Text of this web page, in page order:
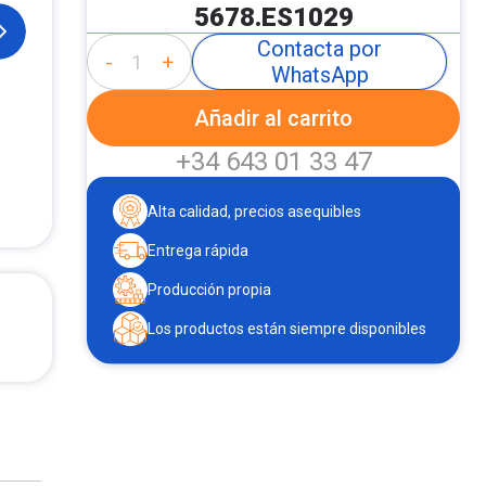
5678.ES1029
- +
Contacta por
WhatsApp
Añadir al carrito
+34 643 01 33 47
Alta calidad, precios asequibles
Entrega rápida
Producción propia
Los productos están siempre disponibles